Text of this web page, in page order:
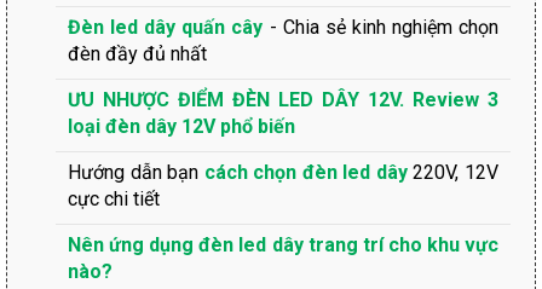
Đèn led dây quấn cây - Chia sẻ kinh nghiệm chọn
đèn đầy đủ nhất
ƯU NHƯỢC ĐIỂM ĐÈN LED DÂY 12V. Review 3
loại đèn dây 12V phổ biến
Hướng dẫn bạn cách chọn đèn led dây220V, 12V
cực chi tiết
Nên ứng dụng đèn led dây trang trí cho khu vực
nào?